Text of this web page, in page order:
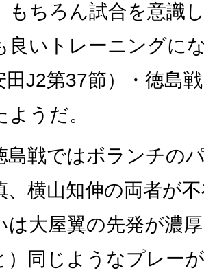
もちろん試合を意識
良いトレーニングに
田J2第37節）・徳島
うだ。
戦ではボランチの
、横山知伸の両者が
は大屋翼の先発が濃
）同じようなプレー